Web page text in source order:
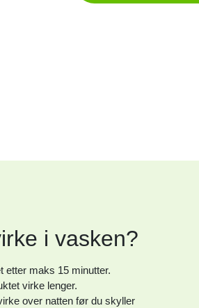
i vasken?
etter maks 15 minutter.
virke lenger.
over natten før du skyller